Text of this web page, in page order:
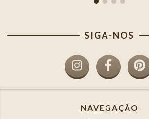
SIGA-NOS
NAVEGAÇÃO